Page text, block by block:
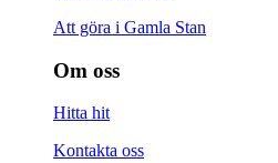
Att göra i Gamla Stan
Om oss
Hitta hit
Kontakta oss